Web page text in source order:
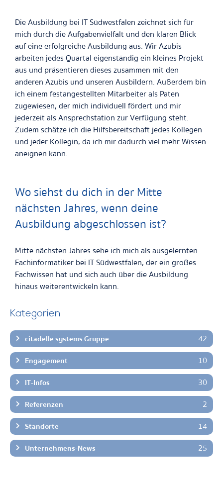
Die Ausbildung bei IT Südwestfalen zeichnet sich für
mich durch die Aufgabenvielfalt und den klaren Blick
auf eine erfolgreiche Ausbildung aus. Wir Azubis
arbeiten jedes Quartal eigenständig ein kleines Projekt
aus und präsentieren dieses zusammen mit den
anderen Azubis und unseren Ausbildern. Außerdem bin
ich einem festangestellten Mitarbeiter als Paten
zugewiesen, der mich individuell fördert und mir
jederzeit als Ansprechstation zur Verfügung steht.
Zudem schätze ich die Hilfsbereitschaft jedes Kollegen
und jeder Kollegin, da ich mir dadurch viel mehr Wissen
aneignen kann.
Wo siehst du dich in der Mitte
nächsten Jahres, wenn deine
Ausbildung abgeschlossen ist?
Mitte nächsten Jahres sehe ich mich als ausgelernten
Fachinformatiker bei IT Südwestfalen, der ein großes
Fachwissen hat und sich auch über die Ausbildung
hinaus weiterentwickeln kann.
Kategorien
citadelle systems Gruppe 42
Engagement 10
IT-Infos 30
Referenzen 2
Standorte 14
Unternehmens-News 25